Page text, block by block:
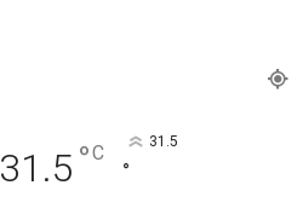
31.5 °C 31.5
°